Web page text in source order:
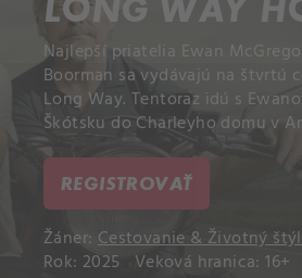
LONG WAY
Najlepší priatelia Ewan
Boorman sa vydávajú na štvrtú
Long Way. Tentoraz idú s
Škótsku do Charleyho domu v
REGISTROVAŤ
Žáner: Cestovanie & Životný štýl
Rok: 2025
Veková hranica: 16+